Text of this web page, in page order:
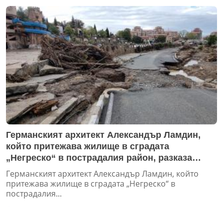
Германският архитект Александър Ламдин,
който притежава жилище в сградата
„Негреско“ в пострадалия район, разказа
какво според него стои зад трагичните
събития с наводнението
Германският архитект Александър Ламдин, който
притежава жилище в сградата „Негреско“ в
пострадалия...